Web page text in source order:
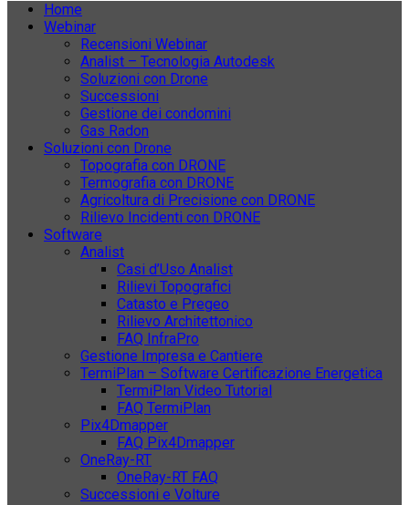
Home
Webinar
Recensioni Webinar
Analist – Tecnologia Autodesk
Soluzioni con Drone
Successioni
Gestione dei condomini
Gas Radon
Soluzioni con Drone
Topografia con DRONE
Termografia con DRONE
Agricoltura di Precisione con DRONE
Rilievo Incidenti con DRONE
Software
Analist
Casi d’Uso Analist
Rilievi Topografici
Catasto e Pregeo
Rilievo Architettonico
FAQ InfraPro
Gestione Impresa e Cantiere
TermiPlan – Software Certificazione Energetica
TermiPlan Video Tutorial
FAQ TermiPlan
Pix4Dmapper
FAQ Pix4Dmapper
OneRay-RT
OneRay-RT FAQ
Successioni e Volture